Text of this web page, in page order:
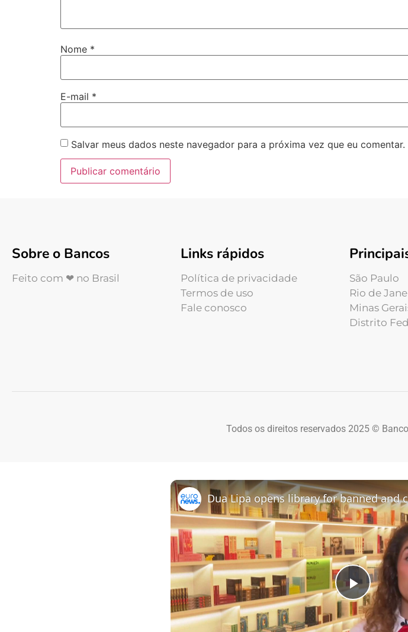
Nome *
E-mail *
Salvar meus dados neste navegador para a próxima vez que eu comentar.
Sobre o Bancos
Feito com ❤ no Brasil
Links rápidos
Política de privacidade
Termos de uso
Fale conosco
São Paulo
Rio de
Minas
Distrito
Todos os direitos reservados 2025 ©
Play